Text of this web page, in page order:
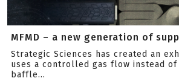
MFMD – a new generation of
Strategic Sciences has created an
uses a controlled gas flow instead
baffle...